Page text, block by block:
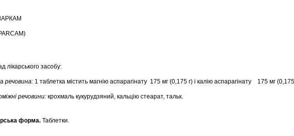
лікарського засобу:
речовина: 1 таблетка містить магнію аспарагінату 175 мг (0,175 г) і калію аспарагінату 175 мг
речовини: крохмаль кукурудзяний, кальцію стеарат, тальк.
форма. Таблетки.